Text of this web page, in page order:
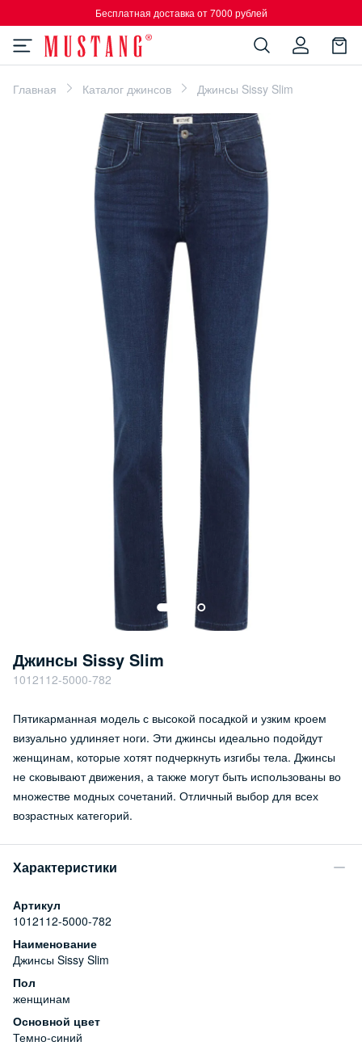
Бесплатная доставка от 7000 рублей
Главная Каталог джинсов Джинсы Sissy Slim
Джинсы Sissy Slim
1012112-5000-782
Пятикарманная модель с высокой посадкой и узким кроем
визуально удлиняет ноги. Эти джинсы идеально подойдут
женщинам, которые хотят подчеркнуть изгибы тела. Джинсы
не сковывают движения, а также могут быть использованы во
множестве модных сочетаний. Отличный выбор для всех
возрастных категорий.
Характеристики
Артикул
1012112-5000-782
Наименование
Джинсы Sissy Slim
Пол
женщинам
Основной цвет
Темно-синий